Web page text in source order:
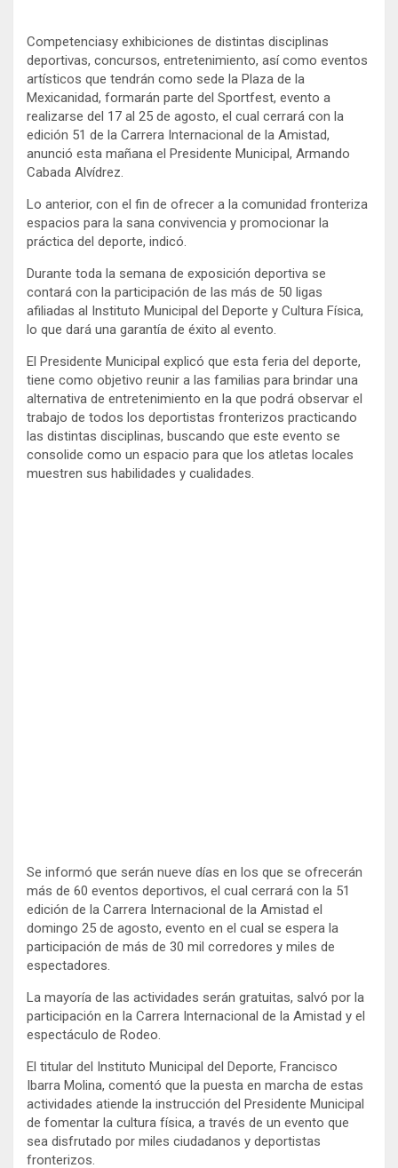
Competenciasy exhibiciones de distintas disciplinas
deportivas, concursos, entretenimiento, así como eventos
artísticos que tendrán como sede la Plaza de la
Mexicanidad, formarán parte del Sportfest, evento a
realizarse del 17 al 25 de agosto, el cual cerrará con la
edición 51 de la Carrera Internacional de la Amistad,
anunció esta mañana el Presidente Municipal, Armando
Cabada Alvídrez.
Lo anterior, con el fin de ofrecer a la comunidad fronteriza
espacios para la sana convivencia y promocionar la
práctica del deporte, indicó.
Durante toda la semana de exposición deportiva se
contará con la participación de las más de 50 ligas
afiliadas al Instituto Municipal del Deporte y Cultura Física,
lo que dará una garantía de éxito al evento.
El Presidente Municipal explicó que esta feria del deporte,
tiene como objetivo reunir a las familias para brindar una
alternativa de entretenimiento en la que podrá observar el
trabajo de todos los deportistas fronterizos practicando
las distintas disciplinas, buscando que este evento se
consolide como un espacio para que los atletas locales
muestren sus habilidades y cualidades.
Se informó que serán nueve días en los que se ofrecerán
más de 60 eventos deportivos, el cual cerrará con la 51
edición de la Carrera Internacional de la Amistad el
domingo 25 de agosto, evento en el cual se espera la
participación de más de 30 mil corredores y miles de
espectadores.
La mayoría de las actividades serán gratuitas, salvó por la
participación en la Carrera Internacional de la Amistad y el
espectáculo de Rodeo.
El titular del Instituto Municipal del Deporte, Francisco
Ibarra Molina, comentó que la puesta en marcha de estas
actividades atiende la instrucción del Presidente Municipal
de fomentar la cultura física, a través de un evento que
sea disfrutado por miles ciudadanos y deportistas
fronterizos.